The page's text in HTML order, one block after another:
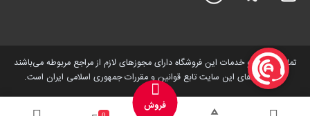
تمامی کالاها و خدمات این فروشگاه دارای مجوز‌های لازم از مراجع مربوطه می‌باشند
و فعالیت های این سایت تابع قوانین و مقررات جمهوری اسلامی ایران است.
فروش